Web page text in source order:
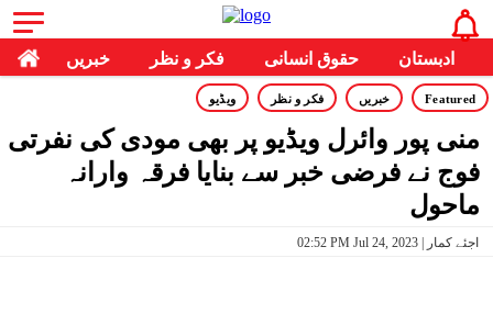
خبریں فکر و نظر حقوق انسانی ادبستان
Featured خبریں فکر و نظر ویڈیو
منی پور وائرل ویڈیو پر بھی مودی کی نفرتی
فوج نے فرضی خبر سے بنایا فرقہ وارانہ
ماحول
02:52 PM Jul 24, 2023 | اجئے کمار